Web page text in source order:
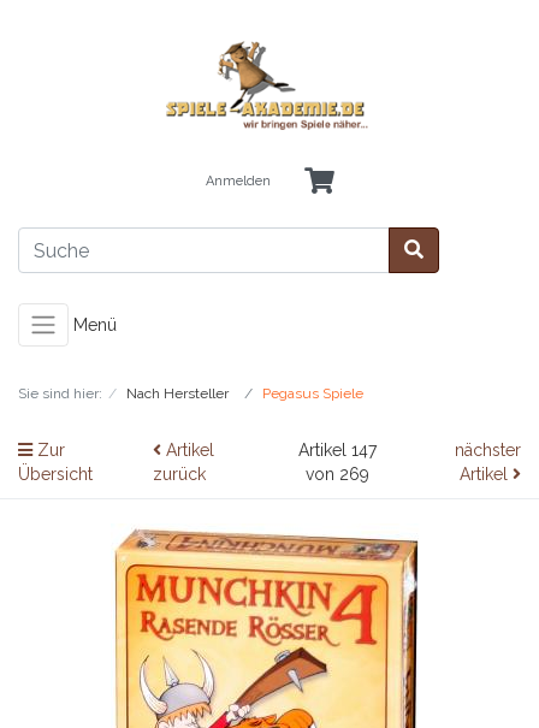
Anmelden
Menü
Sie sind hier: Nach Hersteller Pegasus Spiele
Zur
Übersicht
Artikel
zurück
Artikel 147
von 269
nächster
Artikel